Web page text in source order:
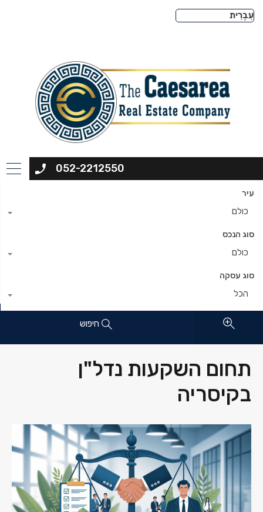
052-2212550
עיר
כולם
סוג הנכס
כולם
סוג עסקה
הכל
חיפוש
תחום השקעות נדל"ן
בקיסריה